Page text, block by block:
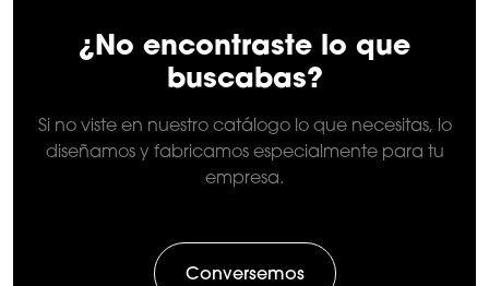
¿No encontraste lo que
buscabas?
Si no viste en nuestro catálogo lo que necesitas, lo
diseñamos y fabricamos especialmente para tu
empresa.
Conversemos